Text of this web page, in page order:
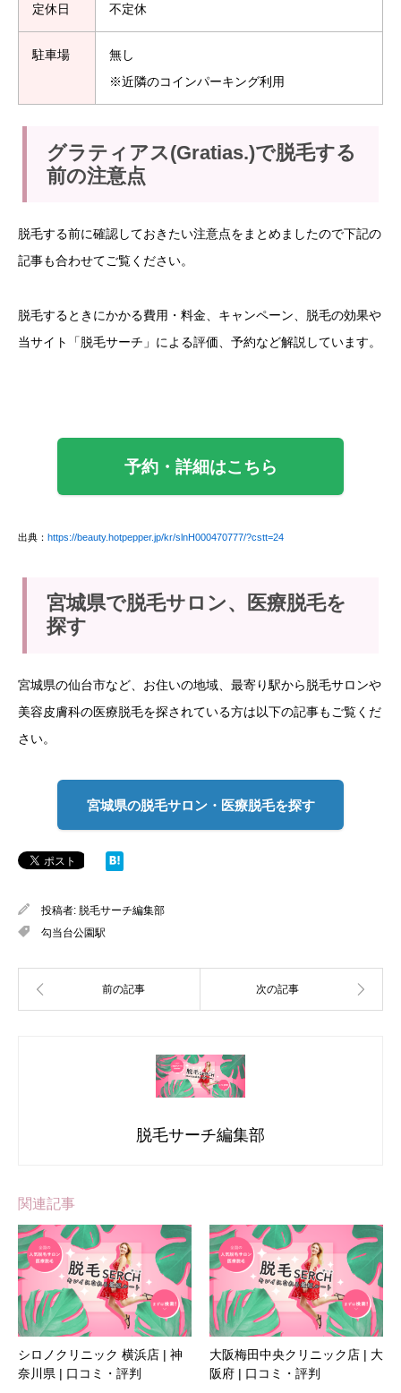
定休日 不定休
駐車場
無し
※近隣のコインパーキング利用
グラティアス(Gratias.)で脱毛する
前の注意点
脱毛する前に確認しておきたい注意点をまとめましたので下記の
記事も合わせてご覧ください。
脱毛するときにかかる費用・料金、キャンペーン、脱毛の効果や
当サイト「脱毛サーチ」による評価、予約など解説しています。
予約・詳細はこちら
出典： https://beauty.hotpepper.jp/kr/slnH000470777/?cstt=24
宮城県で脱毛サロン、医療脱毛を
探す
宮城県の仙台市など、お住いの地域、最寄り駅から脱毛サロンや
美容皮膚科の医療脱毛を探されている方は以下の記事もご覧くだ
さい。
宮城県の脱毛サロン・医療脱毛を探す
投稿者: 脱毛サーチ編集部
勾当台公園駅
脱毛サーチ編集部
関連記事
シロノクリニック 横浜店 | 神
奈川県 | 口コミ・評判
大阪梅田中央クリニック店 | 大
阪府 | 口コミ・評判